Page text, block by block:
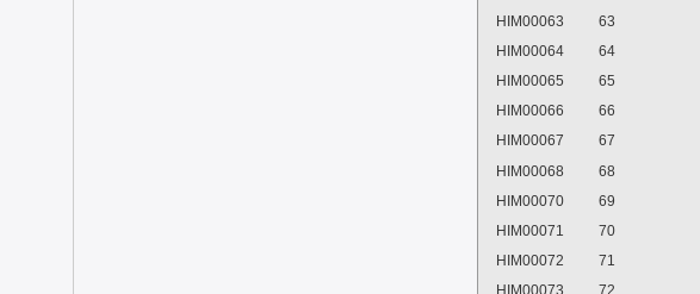
HIM00063
63
HIM00064
64
HIM00065
65
HIM00066
66
HIM00067
67
HIM00068
68
HIM00070
69
HIM00071
70
HIM00072
71
HIM00073
72